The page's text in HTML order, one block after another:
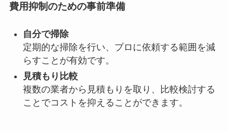
費用抑制のための事前準備
自分で掃除
定期的な掃除を行い、プロに依頼する範囲を減
らすことが有効です。
見積もり比較
複数の業者から見積もりを取り、比較検討する
ことでコストを抑えることができます。